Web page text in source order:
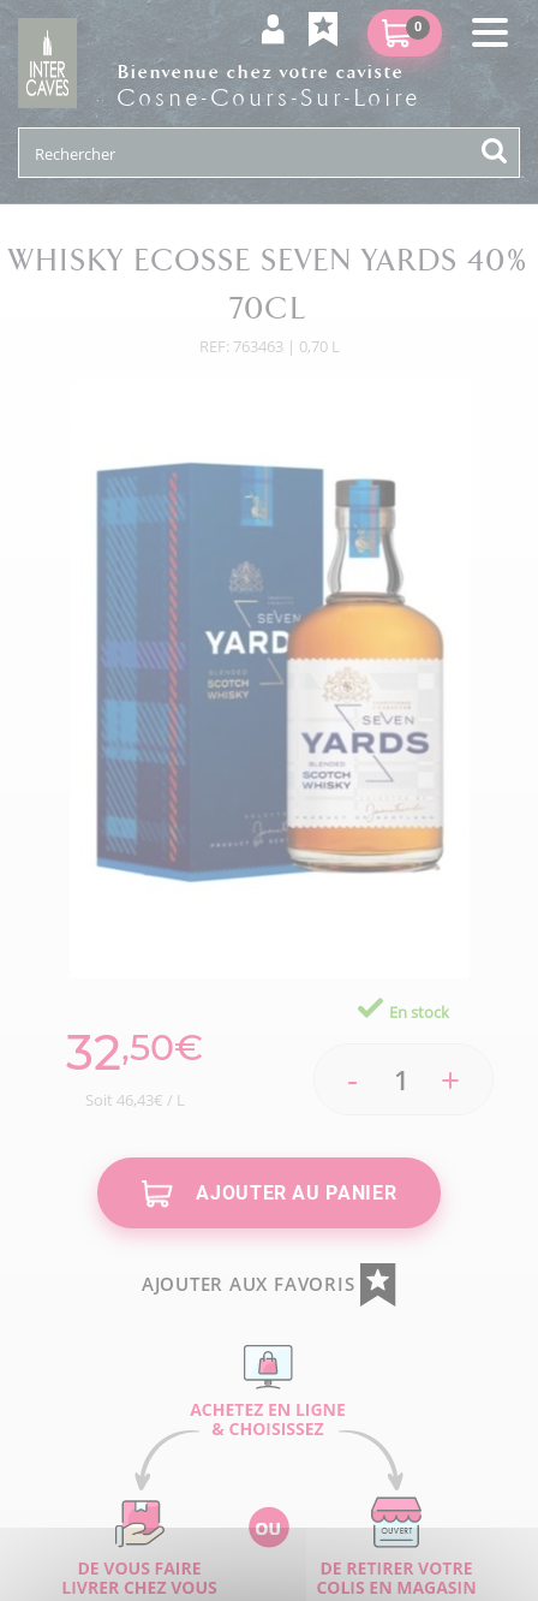
0
Bienvenue chez votre caviste
Cosne-Cours-Sur-Loire
WHISKY ECOSSE SEVEN YARDS 40%
70CL
REF: 763463 | 0,70 L
32,50€
Soit 46,43€ / L
En stock
- +
AJOUTER AU PANIER
AJOUTER AUX FAVORIS